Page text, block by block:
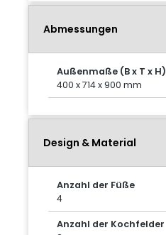
Abmessungen
Außenmaße (B x T x H)
400 x 714 x 900 mm
Design & Material
Anzahl der Füße
4
Anzahl der Kochfelder